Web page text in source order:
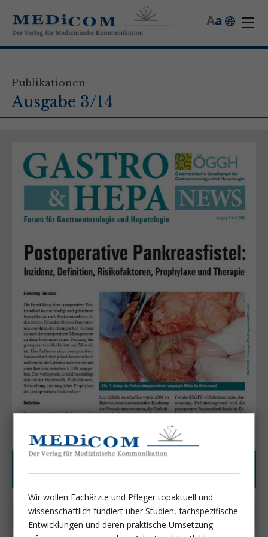
a
A
Publikationen
Ausgabe 3/14
Kostenfrei auch als App
Wir wollen Fachärzte und Pfleger topaktuell und
wissenschaftlich fundiert über Studien, fachspezifische
Entwicklungen und deren praktische Umsetzung